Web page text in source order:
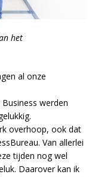
het
al onze
werden
overhoop, ook dat
Van allerlei
tijden nog wel
Daarover kan ik